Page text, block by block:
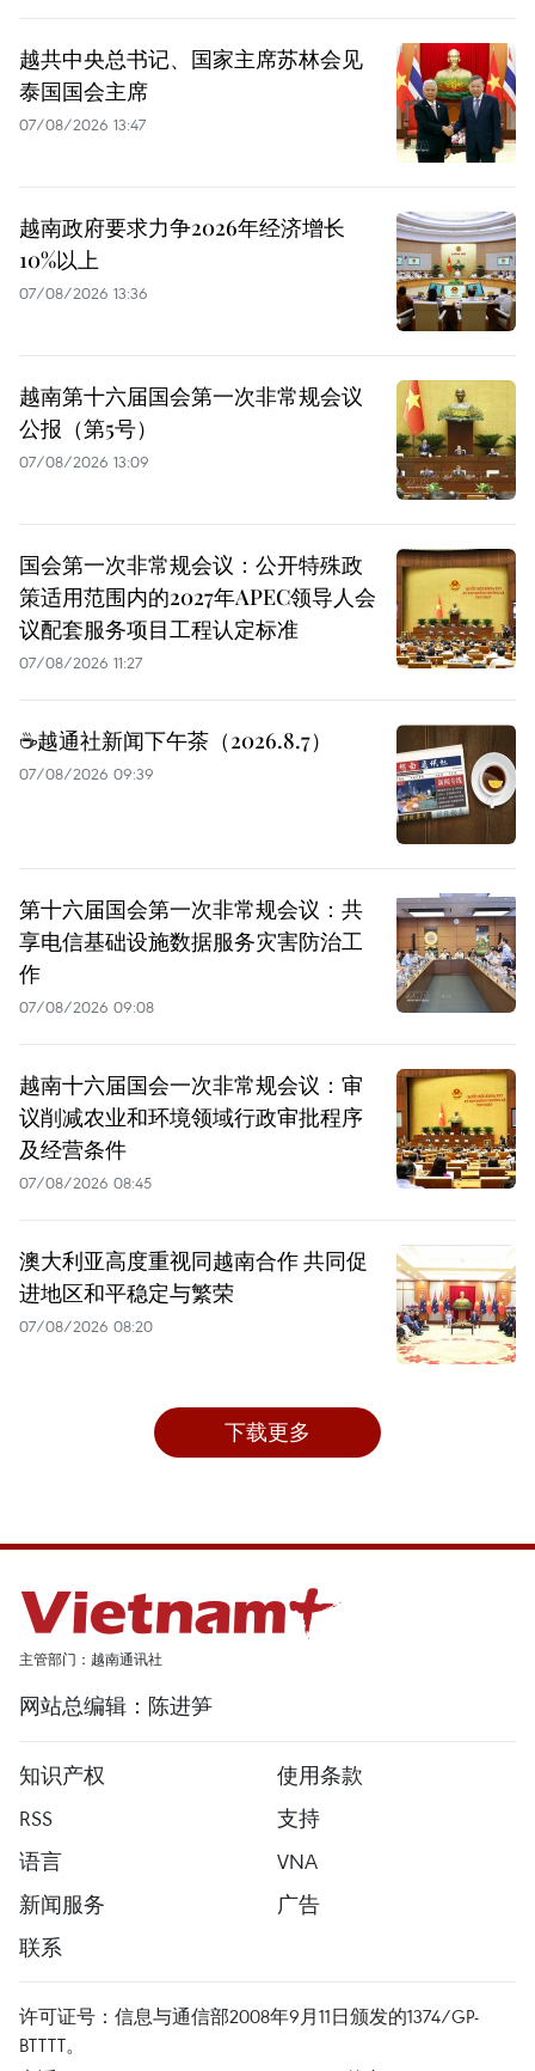
越共中央总书记、国家主席苏林会见
泰国国会主席
07/08/2026 13:47
越南政府要求力争2026年经济增长
10%以上
07/08/2026 13:36
越南第十六届国会第一次非常规会议
公报（第5号）
07/08/2026 13:09
国会第一次非常规会议：公开特殊政
策适用范围内的2027年APEC领导人会
议配套服务项目工程认定标准
07/08/2026 11:27
☕️越通社新闻下午茶（2026.8.7）
07/08/2026 09:39
第十六届国会第一次非常规会议：共
享电信基础设施数据服务灾害防治工
作
07/08/2026 09:08
越南十六届国会一次非常规会议：审
议削减农业和环境领域行政审批程序
及经营条件
07/08/2026 08:45
澳大利亚高度重视同越南合作 共同促
进地区和平稳定与繁荣
07/08/2026 08:20
下载更多
主管部门：越南通讯社
网站总编辑：陈进笋
知识产权
使用条款
RSS
支持
语言
VNA
新闻服务
广告
联系
许可证号：信息与通信部2008年9月11日颁发的1374/GP-
BTTTT。